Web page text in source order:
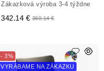
Zákazková výroba 3-4 týždne
342.14 € 360.14 €
- 3%
VYRÁBAME NA ZÁKAZKU